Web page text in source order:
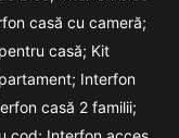
casă cu cameră;
casă; Kit
Interfon
casă 2 familii;